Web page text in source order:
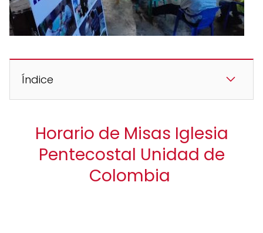
Índice
Horario de Misas Iglesia
Pentecostal Unidad de
Colombia